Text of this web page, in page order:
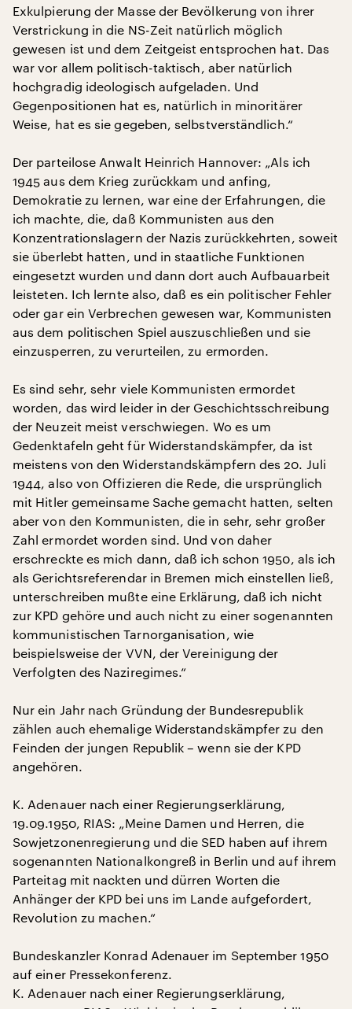
Exkulpierung der Masse der Bevölkerung von ihrer
Verstrickung in die NS-Zeit natürlich möglich
gewesen ist und dem Zeitgeist entsprochen hat. Das
war vor allem politisch-taktisch, aber natürlich
hochgradig ideologisch aufgeladen. Und
Gegenpositionen hat es, natürlich in minoritärer
Weise, hat es sie gegeben, selbstverständlich.“
Der parteilose Anwalt Heinrich Hannover: „Als ich
1945 aus dem Krieg zurückkam und anfing,
Demokratie zu lernen, war eine der Erfahrungen, die
ich machte, die, daß Kommunisten aus den
Konzentrationslagern der Nazis zurückkehrten, soweit
sie überlebt hatten, und in staatliche Funktionen
eingesetzt wurden und dann dort auch Aufbauarbeit
leisteten. Ich lernte also, daß es ein politischer Fehler
oder gar ein Verbrechen gewesen war, Kommunisten
aus dem politischen Spiel auszuschließen und sie
einzusperren, zu verurteilen, zu ermorden.
Es sind sehr, sehr viele Kommunisten ermordet
worden, das wird leider in der Geschichtsschreibung
der Neuzeit meist verschwiegen. Wo es um
Gedenktafeln geht für Widerstandskämpfer, da ist
meistens von den Widerstandskämpfern des 20. Juli
1944, also von Offizieren die Rede, die ursprünglich
mit Hitler gemeinsame Sache gemacht hatten, selten
aber von den Kommunisten, die in sehr, sehr großer
Zahl ermordet worden sind. Und von daher
erschreckte es mich dann, daß ich schon 1950, als ich
als Gerichtsreferendar in Bremen mich einstellen ließ,
unterschreiben mußte eine Erklärung, daß ich nicht
zur KPD gehöre und auch nicht zu einer sogenannten
kommunistischen Tarnorganisation, wie
beispielsweise der VVN, der Vereinigung der
Verfolgten des Naziregimes.“
Nur ein Jahr nach Gründung der Bundesrepublik
zählen auch ehemalige Widerstandskämpfer zu den
Feinden der jungen Republik – wenn sie der KPD
angehören.
K. Adenauer nach einer Regierungserklärung,
19.09.1950, RIAS: „Meine Damen und Herren, die
Sowjetzonenregierung und die SED haben auf ihrem
sogenannten Nationalkongreß in Berlin und auf ihrem
Parteitag mit nackten und dürren Worten die
Anhänger der KPD bei uns im Lande aufgefordert,
Revolution zu machen.“
Bundeskanzler Konrad Adenauer im September 1950
auf einer Pressekonferenz.
K. Adenauer nach einer Regierungserklärung,